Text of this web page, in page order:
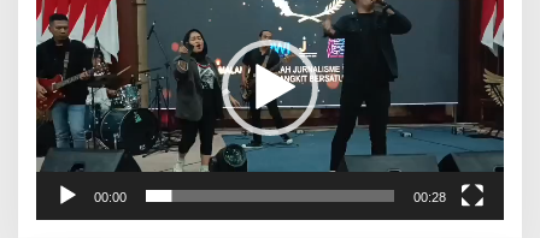
00:00 00:28